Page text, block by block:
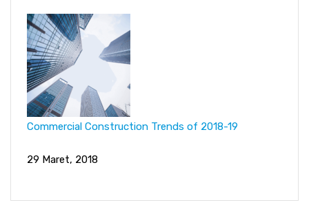
Commercial Construction Trends of 2018-19
29 Maret, 2018